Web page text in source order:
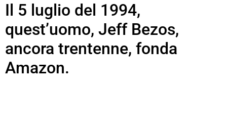
Il 5 luglio del 1994,
quest’uomo, Jeff Bezos,
ancora trentenne, fonda
Amazon.